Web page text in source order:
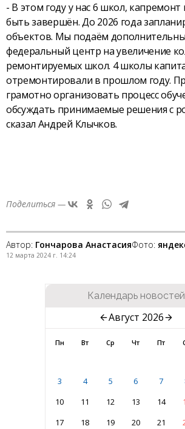
- В этом году у нас 6 школ,
быть завершён. До 2026 года
объектов. Мы подаём
федеральный центр на увеличение
ремонтируемых школ. 4 школы
отремонтировали в прошлом году.
грамотно организовать процесс
обсуждать принимаемые решения с
сказал Андрей Клычков.
Поделиться —
Автор: Гончарова АнастасияФото:
12 марта 2024 г. 14:24
Календарь новостей
Август 2026
Пн Вт Ср Чт Пт
3
4 5 6 7
10
11 12 13 14
17
18 19 20 21